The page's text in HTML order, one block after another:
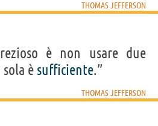
THOMAS JEFFERSON
è non usare due
è sufficiente.”
THOMAS JEFFERSON